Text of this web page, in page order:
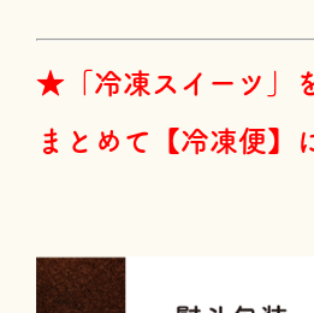
★「冷凍スイーツ」
まとめて【冷凍便】